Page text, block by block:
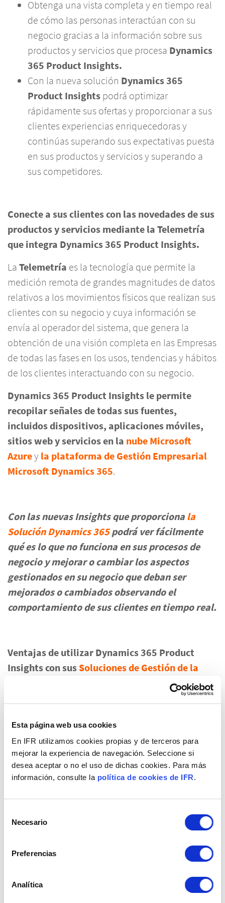
Esta página web usa cookies
En IFR utilizamos cookies propias y de terceros para
mejorar la experiencia de navegación. Seleccione si
desea aceptar o no el uso de dichas cookies. Para más
información, consulte la política de cookies de IFR.
Necesario
Preferencias
Analítica
Obtenga una vista completa y en tiempo real
de cómo las personas interactúan con su
negocio gracias a la información sobre sus
productos y servicios que procesa Dynamics
365 Product Insights.
Con la nueva solución Dynamics 365
Product Insights podrá optimizar
rápidamente sus ofertas y proporcionar a sus
clientes experiencias enriquecedoras y
continúas superando sus expectativas puesta
en sus productos y servicios y superando a
sus competidores.
Conecte a sus clientes con las novedades de sus
productos y servicios mediante la Telemetría
que integra Dynamics 365 Product Insights.
La Telemetría es la tecnología que permite la
medición remota de grandes magnitudes de datos
relativos a los movimientos físicos que realizan sus
clientes con su negocio y cuya información se
envía al operador del sistema, que genera la
obtención de una visión completa en las Empresas
de todas las fases en los usos, tendencias y hábitos
de los clientes interactuando con su negocio.
Dynamics 365 Product Insights le permite
recopilar señales de todas sus fuentes,
incluidos dispositivos, aplicaciones móviles,
sitios web y servicios en la nube Microsoft
Azurey la plataforma de Gestión Empresarial
Microsoft Dynamics 365.
Con las nuevas Insights que proporciona la
Solución Dynamics 365podrá ver fácilmente
qué es lo que no funciona en sus procesos de
negocio y mejorar o cambiar los aspectos
gestionados en su negocio que deban ser
mejorados o cambiados observando el
comportamiento de sus clientes en tiempo real.
Ventajas de utilizar Dynamics 365 Product
Insights con susSoluciones de Gestión de la
.
Podrá ejecutar yponer en funcionamiento
las mejoras que debe realizar en sus
productos solucionando de inmediato
problemas en la cadena de valor de sus
problemas antes de que ocurran y
evitándolos de este modo.
transformar la forma en que
interactúa con los clientes al obtener
acceso inmediato a los datos que muestran
exactamente cuándo y cómo las personas